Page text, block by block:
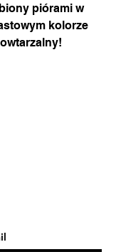
piórami w
kolorze